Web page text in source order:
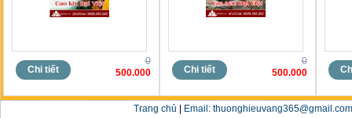
Chi tiết
0
500.000
Chi tiết
0
500.000
Trang chủ Email: